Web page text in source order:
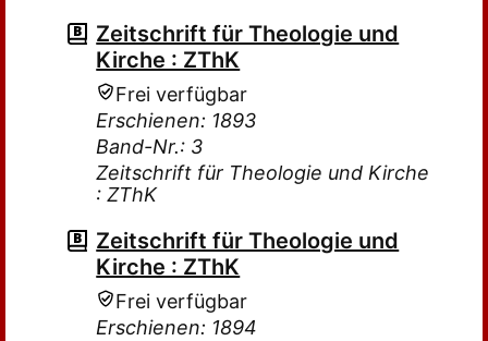
Zeitschrift für Theologie und
Kirche : ZThK
Frei verfügbar
Erschienen: 1893
Band-Nr.: 3
Zeitschrift für Theologie und Kirche
: ZThK
Zeitschrift für Theologie und
Kirche : ZThK
Frei verfügbar
Erschienen: 1894